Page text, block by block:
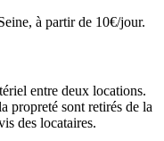
à partir de 10€/jour.
entre deux locations.
propreté sont retirés de la
des locataires.